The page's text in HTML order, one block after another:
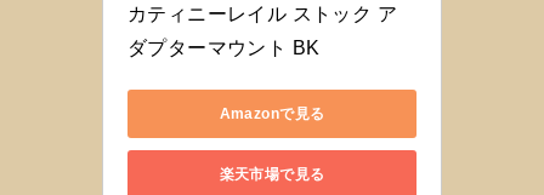
カティニーレイル ストック ア
ダプターマウント BK
Amazonで見る
楽天市場で見る